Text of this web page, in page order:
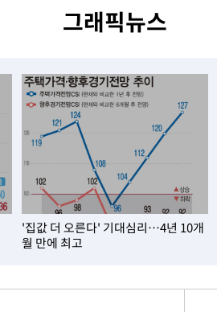
그래픽뉴스
'집값 더 오른다' 기대심리…4년 10개
월 만에 최고